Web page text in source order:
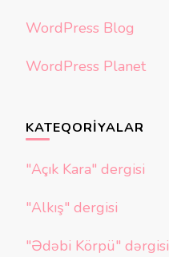
WordPress Blog
WordPress Planet
KATEQORIYALAR
"Açık Kara" dergisi
"Alkış" dergisi
"Ədəbi Körpü" dərgisi